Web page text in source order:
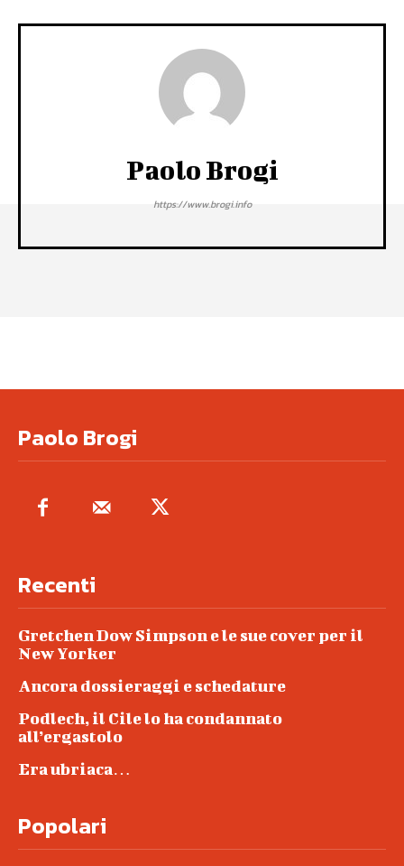
Paolo Brogi
https://www.brogi.info
Paolo Brogi
Recenti
Gretchen Dow Simpson e le sue cover per il
New Yorker
Ancora dossieraggi e schedature
Podlech, il Cile lo ha condannato
all’ergastolo
Era ubriaca…
Popolari